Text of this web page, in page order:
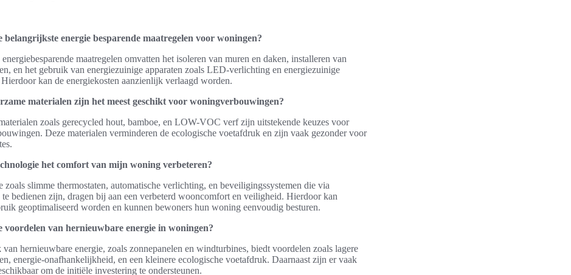
belangrijkste energie besparende maatregelen voor woningen?
maatregelen omvatten het isoleren van muren en daken, installeren van
en het gebruik van energiezuinige apparaten zoals LED-verlichting en energiezuinige
kan de energiekosten aanzienlijk verlaagd worden.
materialen zijn het meest geschikt voor woningverbouwingen?
zoals gerecycled hout, bamboe, en LOW-VOC verf zijn uitstekende keuzes voor
Deze materialen verminderen de ecologische voetafdruk en zijn vaak gezonder voor
het comfort van mijn woning verbeteren?
zoals slimme thermostaten, automatische verlichting, en beveiligingssystemen die via
te bedienen zijn, dragen bij aan een verbeterd wooncomfort en veiligheid. Hierdoor kan
geoptimaliseerd worden en kunnen bewoners hun woning eenvoudig besturen.
voordelen van hernieuwbare energie in woningen?
hernieuwbare energie, zoals zonnepanelen en windturbines, biedt voordelen zoals lagere
energie-onafhankelijkheid, en een kleinere ecologische voetafdruk. Daarnaast zijn er vaak
om de initiële investering te ondersteunen.